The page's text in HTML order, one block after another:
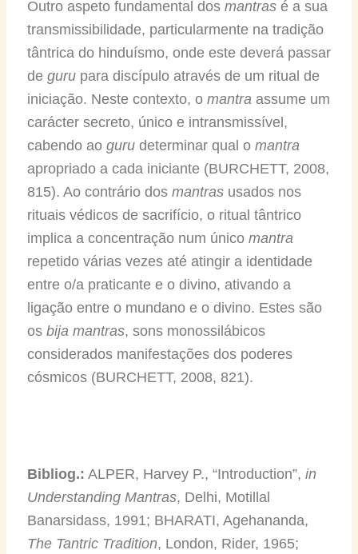
Outro aspeto fundamental dos mantrasé a sua
transmissibilidade, particularmente na tradição
tântrica do hinduísmo, onde este deverá passar
de gurupara discípulo através de um ritual de
iniciação. Neste contexto, o mantraassume um
carácter secreto, único e intransmissível,
cabendo ao gurudeterminar qual o mantra
apropriado a cada iniciante (BURCHETT, 2008,
815). Ao contrário dos mantrasusados nos
rituais védicos de sacrifício, o ritual tântrico
implica a concentração num único mantra
repetido várias vezes até atingir a identidade
entre o/a praticante e o divino, ativando a
ligação entre o mundano e o divino. Estes são
os bija mantras, sons monossilábicos
considerados manifestações dos poderes
cósmicos (BURCHETT, 2008, 821).
Bibliog.: ALPER, Harvey P., “Introduction”, in
Understanding Mantras, Delhi, Motillal
Banarsidass, 1991; BHARATI, Agehananda,
The Tantric Tradition, London, Rider, 1965;